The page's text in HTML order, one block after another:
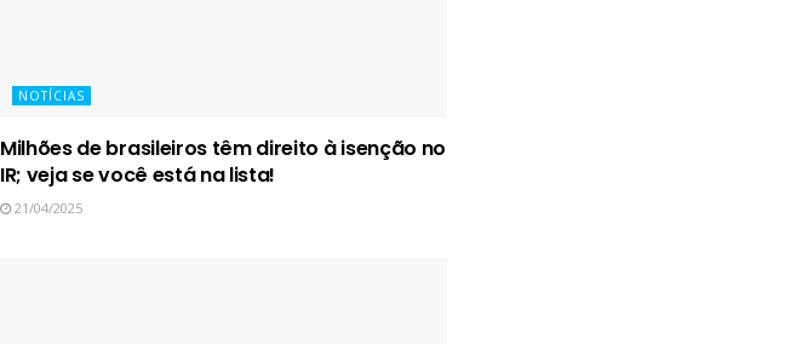
NOTÍCIAS
Milhões de brasileiros têm direito à isenção no
IR; veja se você está na lista!
21/04/2025